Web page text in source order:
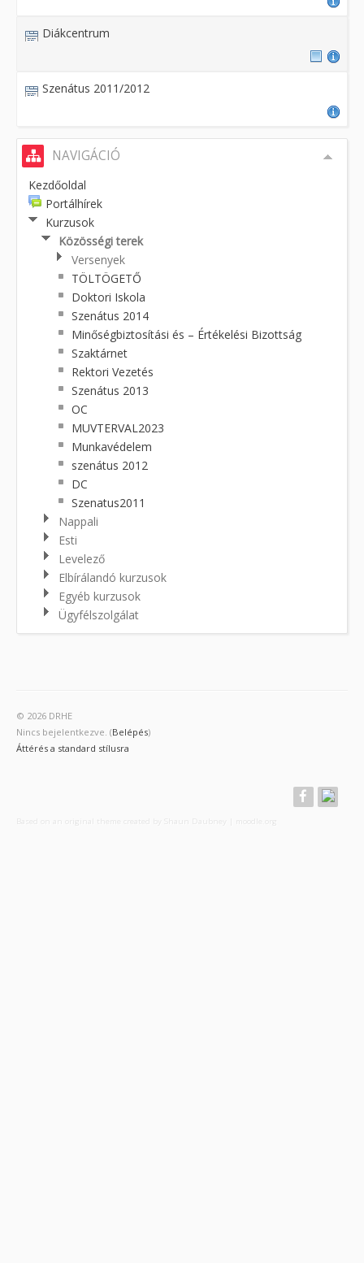
Diákcentrum
Szenátus 2011/2012
NAVIGÁCIÓ
Kezdőoldal
Portálhírek
Kurzusok
Közösségi terek
Versenyek
TÖLTÖGETŐ
Doktori Iskola
Szenátus 2014
Minőségbiztosítási és – Értékelési Bizottság
Szaktárnet
Rektori Vezetés
Szenátus 2013
OC
MUVTERVAL2023
Munkavédelem
szenátus 2012
DC
Szenatus2011
Nappali
Esti
Levelező
Elbírálandó kurzusok
Egyéb kurzusok
Ügyfélszolgálat
© 2026 DRHE
Nincs bejelentkezve. (Belépés)
Áttérés a standard stílusra